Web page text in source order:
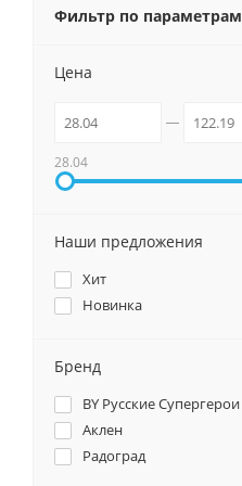
Фильтр по параметрам
Цена
28.04
Наши предложения
Хит
Новинка
Бренд
BY Русские Супергерои
Аклен
Радоград